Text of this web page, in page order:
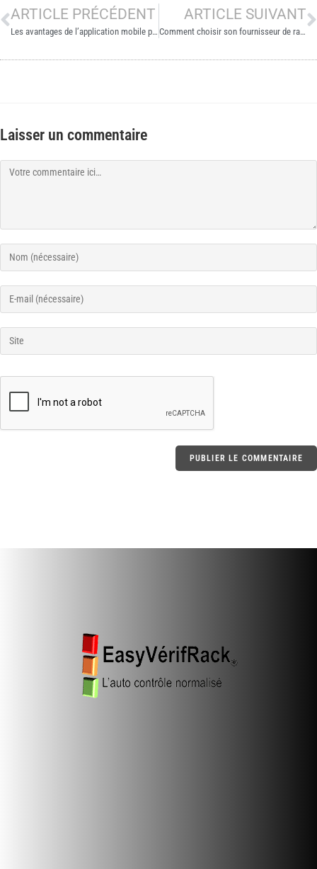
ARTICLE PRÉCÉDENT
Les avantages de l’application mobile pour la maintenance des racks à palettes
ARTICLE SUIVANT
Comment choisir son fournisseur de rayonnage ?
Laisser un commentaire